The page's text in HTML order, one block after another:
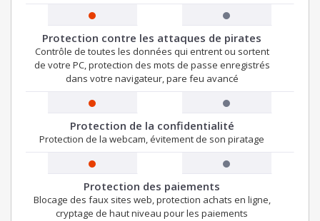
Protection contre les attaques de pirates
Contrôle de toutes les données qui entrent ou sortent
de votre PC, protection des mots de passe enregistrés
dans votre navigateur, pare feu avancé
Protection de la confidentialité
Protection de la webcam, évitement de son piratage
Protection des paiements
Blocage des faux sites web, protection achats en ligne,
cryptage de haut niveau pour les paiements